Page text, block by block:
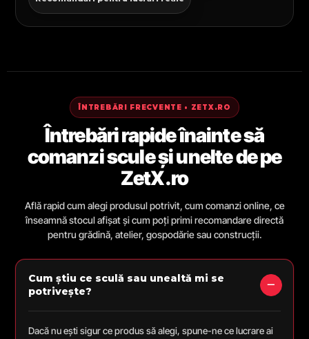
ÎNTREBĂRI FRECVENTE • ZETX.RO
Întrebări rapide înainte să
comanzi scule și unelte de pe
ZetX.ro
Află rapid cum alegi produsul potrivit, cum comanzi online, ce
înseamnă stocul afișat și cum poți primi recomandare directă
pentru grădină, atelier, gospodărie sau construcții.
Cum știu ce sculă sau unealtă mi se
potrivește?
Dacă nu ești sigur ce produs să alegi, spune-ne ce lucrare ai